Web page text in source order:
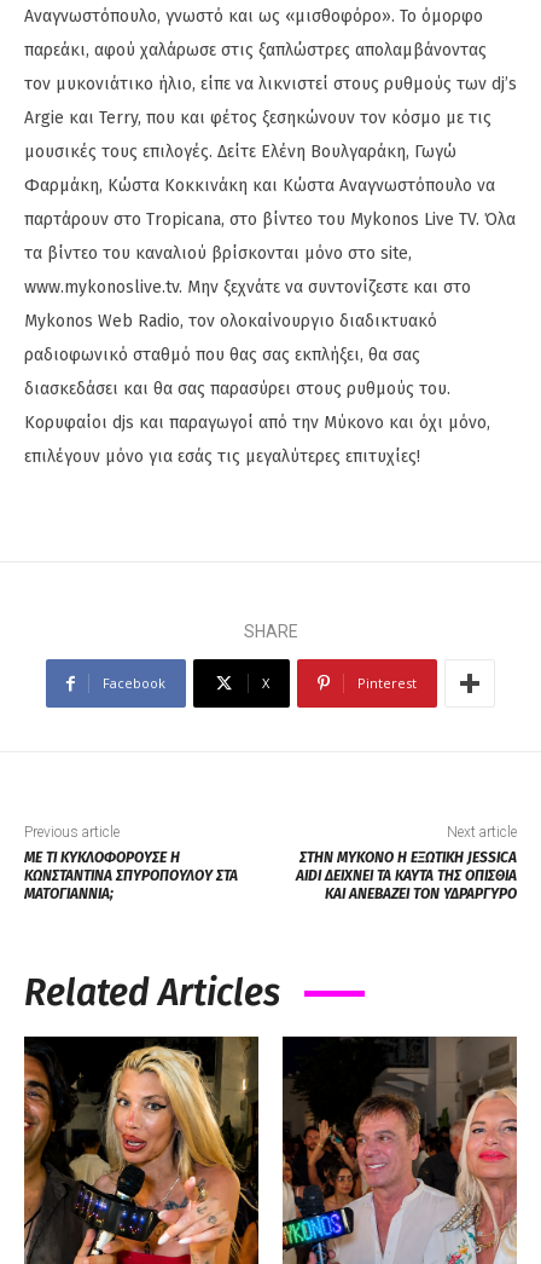
Αναγνωστόπουλο, γνωστό και ως «μισθοφόρο». Το όμορφο
παρεάκι, αφού χαλάρωσε στις ξαπλώστρες απολαμβάνοντας
τον μυκονιάτικο ήλιο, είπε να λικνιστεί στους ρυθμούς των dj’s
Argie και Terry, που και φέτος ξεσηκώνουν τον κόσμο με τις
μουσικές τους επιλογές. Δείτε Ελένη Βουλγαράκη, Γωγώ
Φαρμάκη, Κώστα Κοκκινάκη και Κώστα Αναγνωστόπουλο να
παρτάρουν στο Tropicana, στο βίντεο του Mykonos Live TV. Όλα
τα βίντεο του καναλιού βρίσκονται μόνο στο site,
www.mykonoslive.tv. Μην ξεχνάτε να συντονίζεστε και στο
Mykonos Web Radio, τον ολοκαίνουργιο διαδικτυακό
ραδιοφωνικό σταθμό που θας σας εκπλήξει, θα σας
διασκεδάσει και θα σας παρασύρει στους ρυθμούς του.
Κορυφαίοι djs και παραγωγοί από την Μύκονο και όχι μόνο,
επιλέγουν μόνο για εσάς τις μεγαλύτερες επιτυχίες!
SHARE
Facebook X Pinterest
Previous article
ΜΕ ΤΙ ΚΥΚΛΟΦΟΡΟΥΣΕ Η
ΚΩΝΣΤΑΝΤΙΝΑ ΣΠΥΡΟΠΟΥΛΟΥ ΣΤΑ
ΜΑΤΟΓΙΑΝΝΙΑ;
Next article
ΣΤΗΝ ΜΥΚΟΝΟ Η ΕΞΩΤΙΚΗ JESSICA
AIDI ΔΕΙΧΝΕΙ ΤΑ ΚΑΥΤΑ ΤΗΣ ΟΠΙΣΘΙΑ
ΚΑΙ ΑΝΕΒΑΖΕΙ ΤΟΝ ΥΔΡΑΡΓΥΡΟ
Related Articles